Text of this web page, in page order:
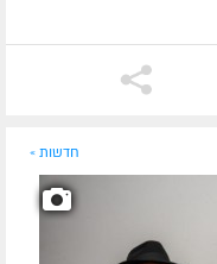
חדשות »